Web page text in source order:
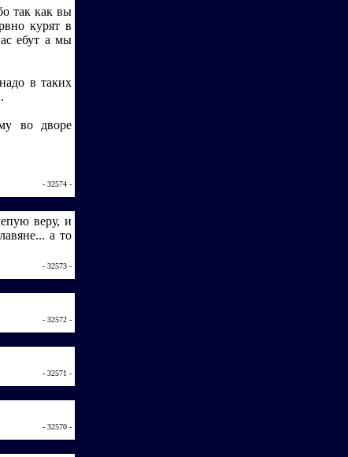
так как вы
курят в
ебут а мы
в таких
во дворе
- 32574 -
веру, и
а то
- 32573 -
- 32572 -
- 32571 -
- 32570 -